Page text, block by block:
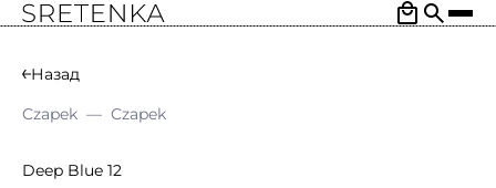
Назад
Czapek — Czapek
Deep Blue 12